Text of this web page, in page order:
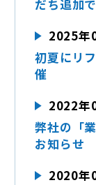
だち追加
2025年
初夏にリ
催
2022年
弊社の「
お知らせ
2020年